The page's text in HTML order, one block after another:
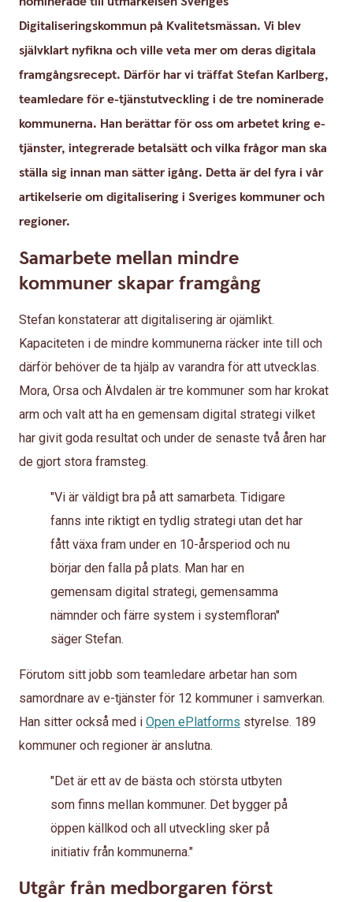
Digitaliseringskommun på Kvalitetsmässan. Vi blev
självklart nyfikna och ville veta mer om deras digitala
framgångsrecept. Därför har vi träffat Stefan Karlberg,
teamledare för e-tjänstutveckling i de tre nominerade
kommunerna. Han berättar för oss om arbetet kring e-
tjänster, integrerade betalsätt och vilka frågor man ska
ställa sig innan man sätter igång. Detta är del fyra i vår
artikelserie om digitalisering i Sveriges kommuner och
regioner.
Samarbete mellan mindre
kommuner skapar framgång
Stefan konstaterar att digitalisering är ojämlikt.
Kapaciteten i de mindre kommunerna räcker inte till och
därför behöver de ta hjälp av varandra för att utvecklas.
Mora, Orsa och Älvdalen är tre kommuner som har krokat
arm och valt att ha en gemensam digital strategi vilket
har givit goda resultat och under de senaste två åren har
de gjort stora framsteg.
"Vi är väldigt bra på att samarbeta. Tidigare
fanns inte riktigt en tydlig strategi utan det har
fått växa fram under en 10-årsperiod och nu
börjar den falla på plats. Man har en
gemensam digital strategi, gemensamma
nämnder och färre system i systemfloran"
säger Stefan.
Förutom sitt jobb som teamledare arbetar han som
samordnare av e-tjänster för 12 kommuner i samverkan.
Han sitter också med i Open ePlatforms styrelse. 189
kommuner och regioner är anslutna.
"Det är ett av de bästa och största utbyten
som finns mellan kommuner. Det bygger på
öppen källkod och all utveckling sker på
initiativ från kommunerna."
Utgår från medborgaren först